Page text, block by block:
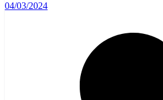
04/03/2024